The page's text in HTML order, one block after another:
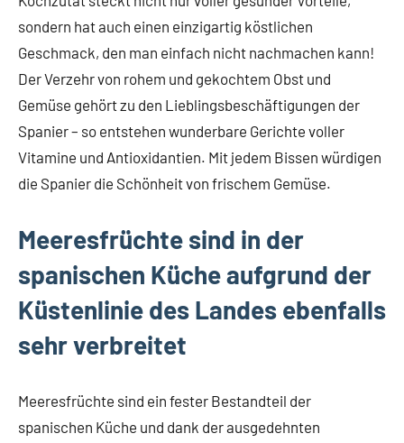
sondern hat auch einen einzigartig köstlichen
Geschmack, den man einfach nicht nachmachen kann!
Der Verzehr von rohem und gekochtem Obst und
Gemüse gehört zu den Lieblingsbeschäftigungen der
Spanier – so entstehen wunderbare Gerichte voller
Vitamine und Antioxidantien. Mit jedem Bissen würdigen
die Spanier die Schönheit von frischem Gemüse.
Meeresfrüchte sind in der
spanischen Küche aufgrund der
Küstenlinie des Landes ebenfalls
sehr verbreitet
Meeresfrüchte sind ein fester Bestandteil der
spanischen Küche und dank der ausgedehnten